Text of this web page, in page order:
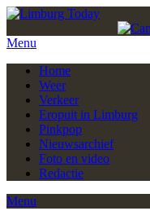
Menu
Home
Weer
Verkeer
Eropuit in Limburg
Pinkpop
Nieuwsarchief
Foto en video
Redactie
Menu